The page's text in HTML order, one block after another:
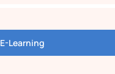
E-Learning